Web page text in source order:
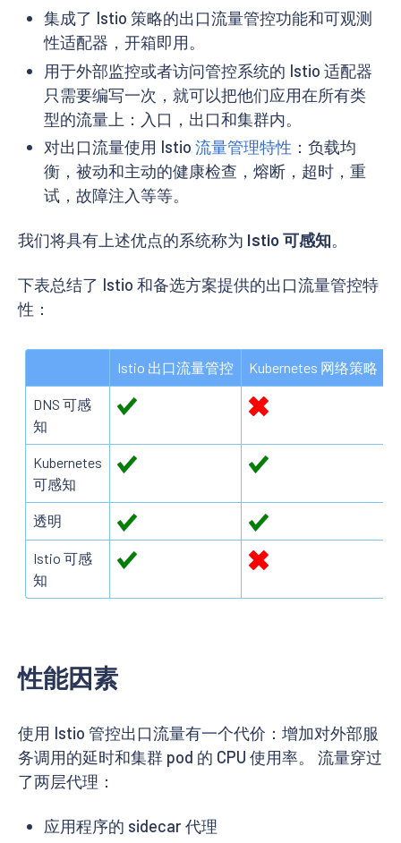
集成了 Istio 策略的出口流量管控功能和可观测
性适配器，开箱即用。
用于外部监控或者访问管控系统的 Istio 适配器
只需要编写一次，就可以把他们应用在所有类
型的流量上：入口，出口和集群内。
对出口流量使用 Istio 流量管理特性 ：负载均
衡，被动和主动的健康检查，熔断，超时，重
试，故障注入等等。
我们将具有上述优点的系统称为 Istio 可感知。
下表总结了 Istio 和备选方案提供的出口流量管控特
性：
Istio 出口流量管控 Kubernetes 网络策略
DNS 可感
知
Kubernetes
可感知
透明
Istio 可感
知
性能因素
使用 Istio 管控出口流量有一个代价：增加对外部服
务调用的延时和集群 pod 的 CPU 使用率。 流量穿过
了两层代理：
应用程序的 sidecar 代理